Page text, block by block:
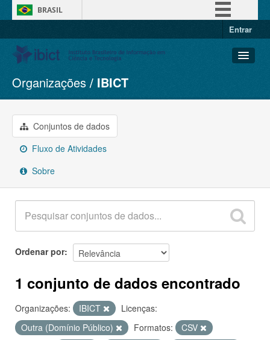
BRASIL
Entrar
Conjuntos de dados
Organizações
Grupos
Sobre
Organizações IBICT
Conjuntos de dados
Fluxo de Atividades
Sobre
Ordenar por
1 conjunto de dados encontrado
Organizações: IBICT
Licenças:
Outra (Domínio Público)
Formatos:
CSV